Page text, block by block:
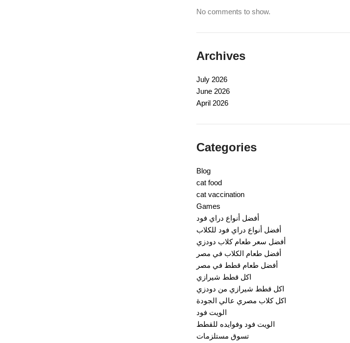
No comments to show.
Archives
July 2026
June 2026
April 2026
Categories
Blog
cat food
cat vaccination
Games
أفضل أنواع دراي فود
أفضل أنواع دراي فود للكلاب
أفضل سعر طعام كلاب دودزي
أفضل طعام الكلاب في مصر
أفضل طعام قطط في مصر
اكل قطط شيرازي
اكل قطط شيرازي من دودزي
اكل كلاب مصري عالي الجودة
الويت فود
الويت فود وفوايده للقطط
تسوق مستلزمات